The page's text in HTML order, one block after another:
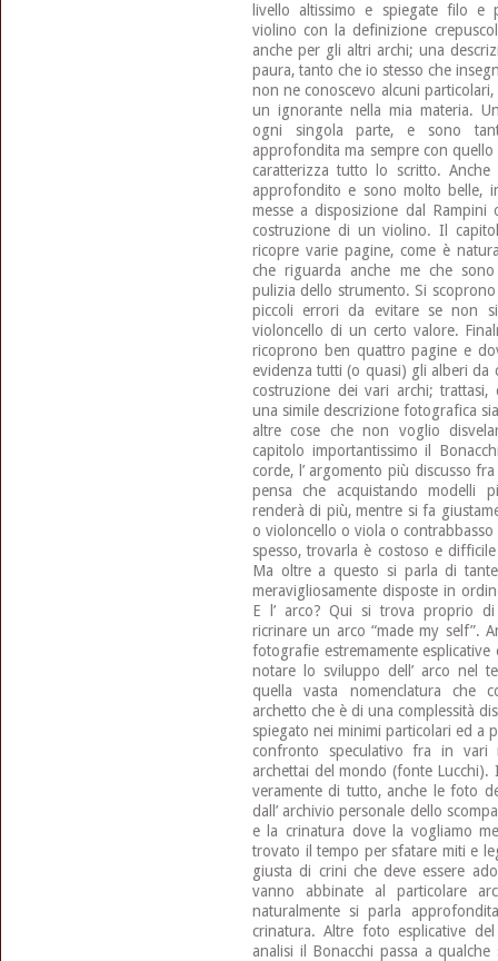
livello altissimo e spiegate filo e
violino con la definizione
anche per gli altri archi; una
paura, tanto che io stesso che
non ne conoscevo alcuni
un ignorante nella mia materia.
ogni singola parte, e sono
approfondita ma sempre con
caratterizza tutto lo scritto.
approfondito e sono molto belle,
messe a disposizione dal
costruzione di un violino. Il
ricopre varie pagine, come è
che riguarda anche me che
pulizia dello strumento. Si
piccoli errori da evitare se non
violoncello di un certo valore.
ricoprono ben quattro pagine e
evidenza tutti (o quasi) gli alberi
costruzione dei vari archi;
una simile descrizione fotografica
altre cose che non voglio
capitolo importantissimo il
corde, l’ argomento più discusso
pensa che acquistando modelli
renderà di più, mentre si fa
o violoncello o viola o
spesso, trovarla è costoso e
Ma oltre a questo si parla di
meravigliosamente disposte in
E l’ arco? Qui si trova proprio
ricrinare un arco “made my self”.
fotografie estremamente
notare lo sviluppo dell’ arco nel
quella vasta nomenclatura che
archetto che è di una complessità
spiegato nei minimi particolari ed a
confronto speculativo fra in
archettai del mondo (fonte Lucchi).
veramente di tutto, anche le foto
dall’ archivio personale dello
e la crinatura dove la vogliamo
trovato il tempo per sfatare miti e
giusta di crini che deve essere
vanno abbinate al particolare
naturalmente si parla
crinatura. Altre foto esplicative
analisi il Bonacchi passa a